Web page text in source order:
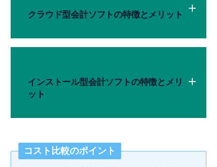
クラウド型会計ソフトの特徴とメリット
インストール型会計ソフトの特徴とメリ
ット
コスト比較のポイント